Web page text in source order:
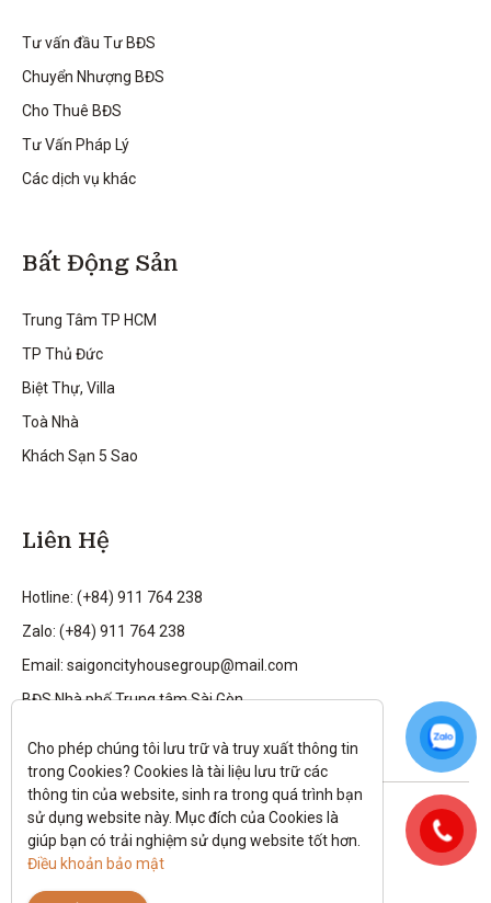
Tư vấn đầu Tư BĐS
Chuyển Nhượng BĐS
Cho Thuê BĐS
Tư Vấn Pháp Lý
Các dịch vụ khác
Bất Động Sản
Trung Tâm TP HCM
TP Thủ Đức
Biệt Thự, Villa
Toà Nhà
Khách Sạn 5 Sao
Liên Hệ
Hotline: (+84) 911 764 238
Zalo: (+84) 911 764 238
Email: saigoncityhousegroup@mail.com
BĐS Nhà phố Trung tâm Sài Gòn
Theo dõi tôi trên:
All rights reserved.
Cho phép chúng tôi lưu trữ và truy xuất thông tin
trong Cookies? Cookies là tài liệu lưu trữ các
thông tin của website, sinh ra trong quá trình bạn
sử dụng website này. Mục đích của Cookies là
Điều khoản bảo mật